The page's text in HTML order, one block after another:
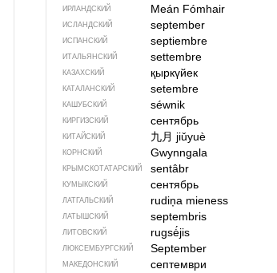
ИРЛАНДСКИЙ Meán Fómhair
ИСЛАНДСКИЙ september
ИСПАНСКИЙ septiembre
ИТАЛЬЯНСКИЙ settembre
КАЗАХСКИЙ қыркүйек
КАТАЛАНСКИЙ setembre
КАШУБСКИЙ séwnik
КИРГИЗСКИЙ сентябрь
КИТАЙСКИЙ 九月 jiǔyuè
КОРНСКИЙ Gwynngala
КРЫМСКО­ТАТАРСКИЙ sentâbr
КУМЫКСКИЙ сентябрь
ЛАТГАЛЬСКИЙ rudiņa mieness
ЛАТЫШСКИЙ septembris
ЛИТОВСКИЙ rugsė́jis
ЛЮКСЕМБУРГСКИЙ September
МАКЕДОНСКИЙ септември